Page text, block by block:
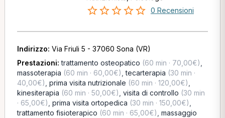
0 Recensioni
Indirizzo: Via Friuli 5 - 37060 Sona (VR)
Prestazioni:trattamento osteopatico (60 min · 70,00€)
massoterapia (60 min · 60,00€) ,tecarterapia (30 min ·
40,00€) prima visita nutrizionale (60 min · 120,00€)
kinesiterapia (60 min · 50,00€) visita di controllo (30 min
· 65,00€) prima visita ortopedica (30 min · 150,00€)
trattamento fisioterapico (60 min · 65,00€) massaggio